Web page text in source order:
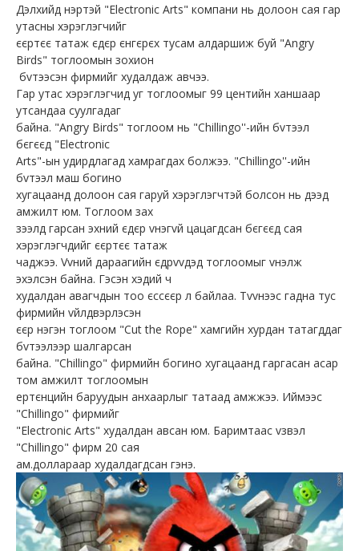
Дэлхийд нэртэй "Electronic Arts" компани нь долоон сая гар
утасны хэрэглэгчийг
єєртєє татаж єдєр єнгєрєх тусам алдаршиж буй "Angry
Birds" тоглоомын зохион
бvтээсэн фирмийг худалдаж авчээ.
Гар утас хэрэглэгчид уг тоглоомыг 99 центийн ханшаар
утсандаа суулгадаг
байна. "Angry Birds" тоглоом нь "Chillingo''-ийн бvтээл
бєгєєд "Electronic
Arts"-ын удирдлагад хамрагдах болжээ. "Chillingo''-ийн
бvтээл маш богино
хугацаанд долоон сая гаруй хэрэглэгчтэй болсон нь дээд
амжилт юм. Тоглоом зах
зээлд гарсан эхний єдєр vнэгvй цацагдсан бєгєєд сая
хэрэглэгчдийг єєртєє татаж
чаджээ. Vvний дараагийн єдрvvдэд тоглоомыг vнэлж
эхэлсэн байна. Гэсэн хэдий ч
худалдан авагчдын тоо єссєєр л байлаа. Тvvнээс гадна тус
фирмийн vйлдвэрлэсэн
єєр нэгэн тоглоом "Cut the Rope" хамгийн хурдан татагддаг
бvтээлээр шалгарсан
байна. "Chillingo" фирмийн богино хугацаанд гаргасан асар
том амжилт тоглоомын
ертєнцийн баруудын анхаарлыг татаад амжжээ. Иймээс
"Chillingo" фирмийг
"Electronic Arts" худалдан авсан юм. Баримтаас vзвэл
"Chillingo" фирм 20 сая
ам.доллараар худалдагдсан гэнэ.